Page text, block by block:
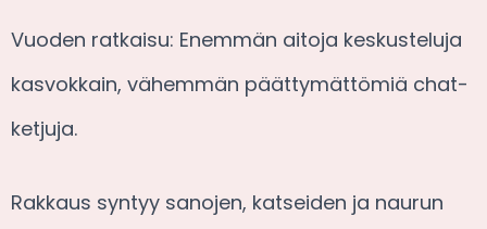
Vuoden ratkaisu: Enemmän aitoja keskusteluja
kasvokkain, vähemmän päättymättömiä chat-
ketjuja.
Rakkaus syntyy sanojen, katseiden ja naurun